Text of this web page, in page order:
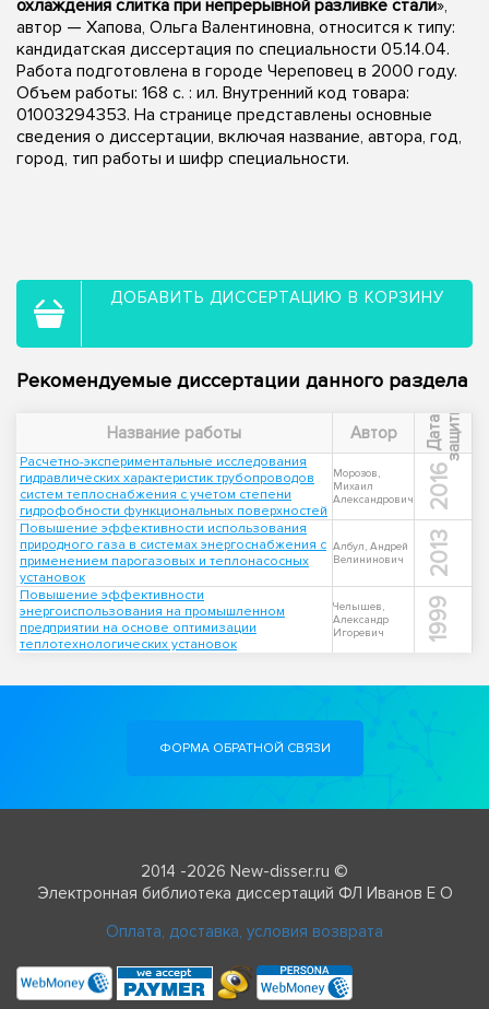
охлаждения слитка при непрерывной разливке стали»,
автор — Хапова, Ольга Валентиновна, относится к типу:
кандидатская диссертация по специальности 05.14.04.
Работа подготовлена в городе Череповец в 2000 году.
Объем работы: 168 с. : ил. Внутренний код товара:
01003294353. На странице представлены основные
сведения о диссертации, включая название, автора, год,
город, тип работы и шифр специальности.
ДОБАВИТЬ ДИССЕРТАЦИЮ В КОРЗИНУ
Рекомендуемые диссертации данного раздела
Название работы Автор Д
а
т
а
з
а
щ
и
т ы
Расчетно-экспериментальные исследования
гидравлических характеристик трубопроводов
систем теплоснабжения с учетом степени
гидрофобности функциональных поверхностей
Морозов,
Михаил
Александрович
2016
Повышение эффективности использования
природного газа в системах энергоснабжения с
применением парогазовых и теплонасосных
установок
Албул, Андрей
Велининович
2013
Повышение эффективности
энергоиспользования на промышленном
предприятии на основе оптимизации
теплотехнологических установок
Челышев,
Александр
Игоревич
1999
ФОРМА ОБРАТНОЙ СВЯЗИ
2014 -2026 New-disser.ru ©
Электронная библиотека диссертаций ФЛ Иванов Е О
Оплата, доставка, условия возврата